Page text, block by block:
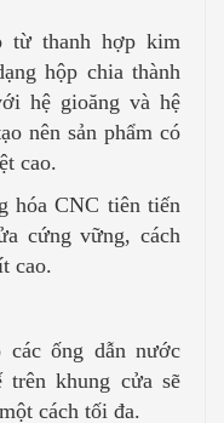
từ thanh hợp kim
hộp chia thành
hệ gioăng và hệ
nên sản phẩm có
cao.
hóa CNC tiên tiến
cứng vững, cách
cao.
các ống dẫn nước
khung cửa sẽ
cách tối đa.